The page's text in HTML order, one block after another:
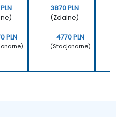
PLN
3870 PLN
(Zdalne)
4770 PLN
(Stacjonarne)